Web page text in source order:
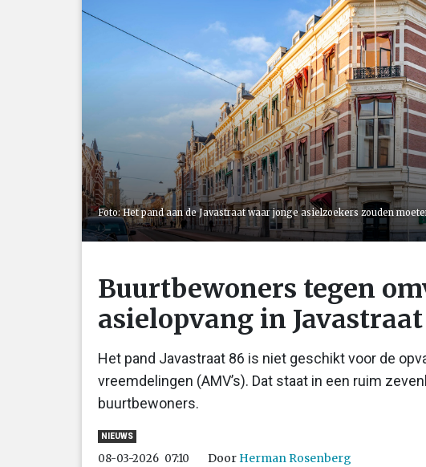
Foto: Het pand aan de Javastraat waar jonge asielzoekers zouden
Buurtbewoners tegen
asielopvang in Javastraat
Het pand Javastraat 86 is niet geschikt voor de
vreemdelingen (AMV’s). Dat staat in een ruim
buurtbewoners.
NIEUWS
08-03-2026 07:10 Door Herman Rosenberg